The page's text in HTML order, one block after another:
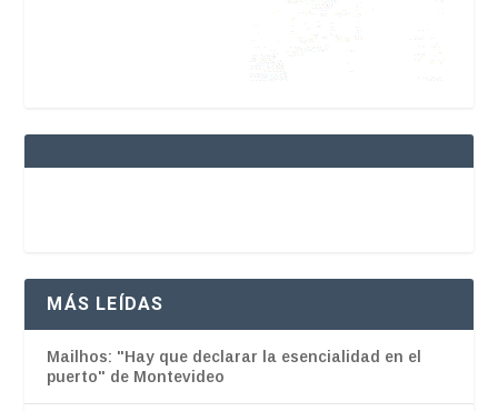
MÁS LEÍDAS
Mailhos: "Hay que declarar la esencialidad en el
puerto" de Montevideo